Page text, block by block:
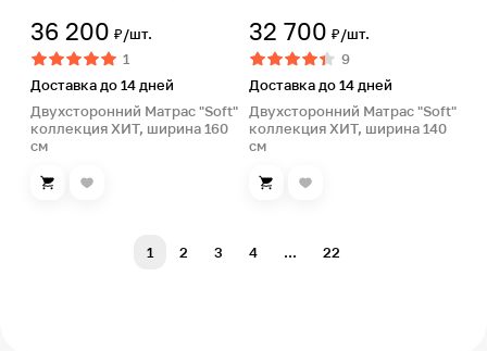
36 200 ₽/шт.
1
Доставка до 14 дней
Двухсторонний Матрас "Soft"
коллекция ХИТ, ширина 160
см
32 700 ₽/шт.
9
Доставка до 14 дней
Двухсторонний Матрас "Soft"
коллекция ХИТ, ширина 140
см
1 2 3 4 ... 22